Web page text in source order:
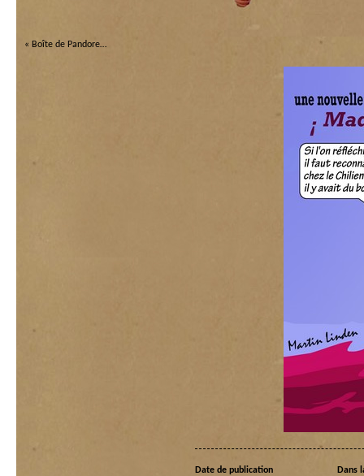
« Boîte de Pandore…
Date de publication
Dans